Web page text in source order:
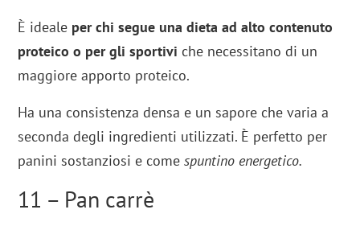
È ideale per chi segue una dieta ad alto contenuto
proteico o per gli sportivi che necessitano di un
maggiore apporto proteico.
Ha una consistenza densa e un sapore che varia a
seconda degli ingredienti utilizzati. È perfetto per
panini sostanziosi e comespuntino energetico.
11 – Pan carrè